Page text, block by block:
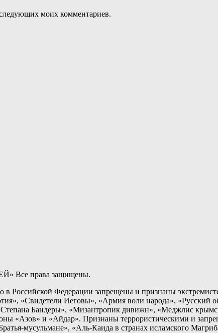
моих комментариев.
Все права защищены.
Федерации запрещены и признаны
«Свидетели Иеговы», «Армия воли народа», «Русский
Бандеры», «Мизантропик дивижн», «Меджлис
«Азов» и «Айдар». Признаны террористическими и
мусульмане», «Аль-Каида в странах исламского